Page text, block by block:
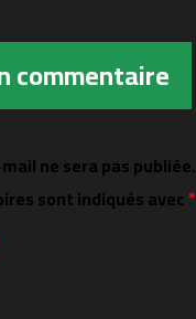
commentaire
ne sera pas publiée.
sont indiqués avec*